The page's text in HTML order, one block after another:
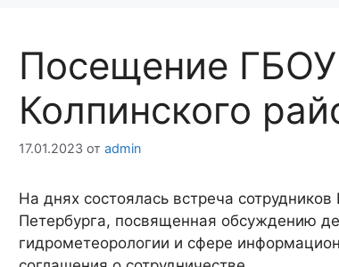
Посещение
Колпинского
17.01.2023 отadmin
На днях состоялась встреча
Петербурга, посвященная обсуждению
гидрометеорологии и сфере